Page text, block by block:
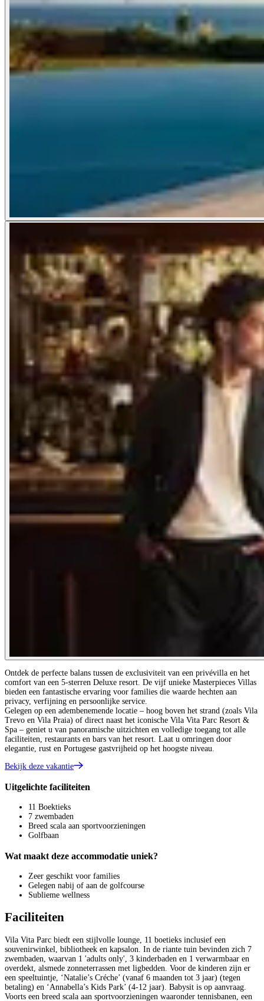
Ontdek de perfecte balans tussen de exclusiviteit van een privévilla en het
comfort van een 5-sterren Deluxe resort. De vijf unieke Masterpieces Villas
bieden een fantastische ervaring voor families die waarde hechten aan
privacy, verfijning en persoonlijke service.
Gelegen op een adembenemende locatie – hoog boven het strand (zoals Vila
Trevo en Vila Praia) of direct naast het iconische Vila Vita Parc Resort &
Spa – geniet u van panoramische uitzichten en volledige toegang tot alle
faciliteiten, restaurants en bars van het resort. Laat u omringen door
elegantie, rust en Portugese gastvrijheid op het hoogste niveau.
Bekijk deze vakantie
Uitgelichte faciliteiten
11 Boektieks
7 zwembaden
Breed scala aan sportvoorzieningen
Golfbaan
Wat maakt deze accommodatie uniek?
Zeer geschikt voor families
Gelegen nabij of aan de golfcourse
Sublieme wellness
Faciliteiten
Vila Vita Parc biedt een stijlvolle lounge, 11 boetieks inclusief een
souvenirwinkel, bibliotheek en kapsalon. In de riante tuin bevinden zich 7
zwembaden, waarvan 1 'adults only', 3 kinderbaden en 1 verwarmbaar en
overdekt, alsmede zonneterrassen met ligbedden. Voor de kinderen zijn er
een speeltuintje, ‘Natalie’s Créche’ (vanaf 6 maanden tot 3 jaar) (tegen
betaling) en ‘Annabella’s Kids Park’ (4-12 jaar). Babysit is op aanvraag.
Voorts een breed scala aan sportvoorzieningen waaronder tennisbanen, een